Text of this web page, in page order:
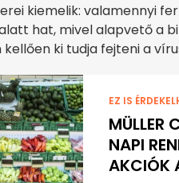
kiemelik: valamennyi
hat, mivel alapvető a
ki tudja fejteni a
EZ IS
MÜLLER
NAPI
AKCIÓK